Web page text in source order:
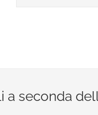
a seconda